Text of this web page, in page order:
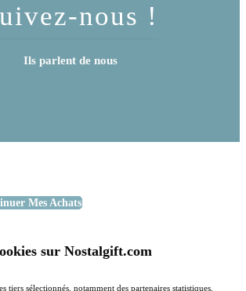
nous !
Ils parlent de nous
Mes Achats
sur Nostalgift.com
tiers sélectionnés, notamment des partenaires statistiques,